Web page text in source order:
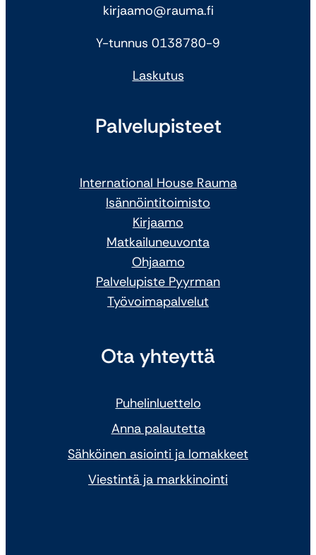
kirjaamo@rauma.fi
Y-tunnus 0138780-9
Laskutus
Palvelupisteet
International House Rauma
Isännöintitoimisto
Kirjaamo
Matkailuneuvonta
Ohjaamo
Palvelupiste Pyyrman
Työvoimapalvelut
Ota yhteyttä
Puhelinluettelo
Anna palautetta
Sähköinen asiointi ja lomakkeet
Viestintä ja markkinointi